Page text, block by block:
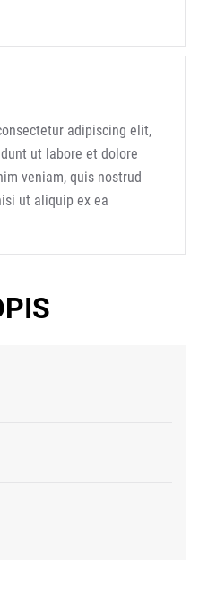
adipiscing elit,
ut labore et dolore
veniam, quis nostrud
ut aliquip ex ea